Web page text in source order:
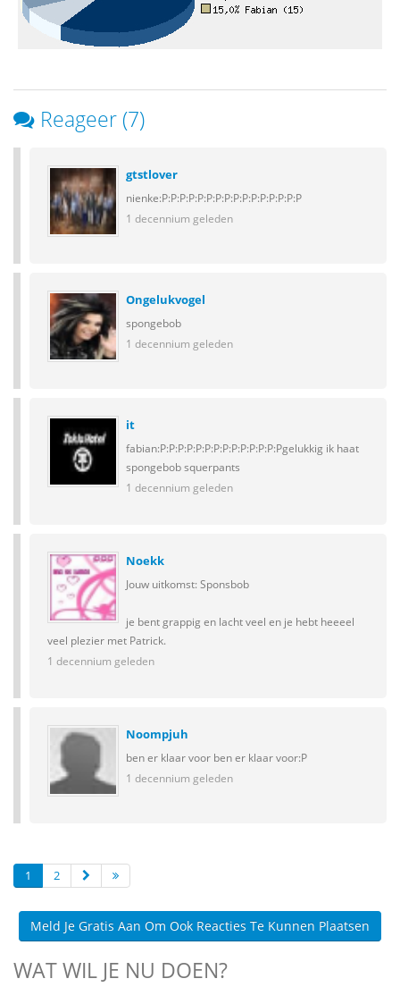
Reageer (7)
gtstlover
nienke:P:P:P:P:P:P:P:P:P:P:P:P:P:P:P:P
1 decennium geleden
Ongelukvogel
spongebob
1 decennium geleden
it
fabian:P:P:P:P:P:P:P:P:P:P:P:P:P:Pgelukkig ik haat
spongebob squerpants
1 decennium geleden
Noekk
Jouw uitkomst: Sponsbob
je bent grappig en lacht veel en je hebt heeeel
veel plezier met Patrick.
1 decennium geleden
Noompjuh
ben er klaar voor ben er klaar voor:P
1 decennium geleden
1 2
Meld Je Gratis Aan Om Ook Reacties Te Kunnen Plaatsen
WAT WIL JE NU DOEN?